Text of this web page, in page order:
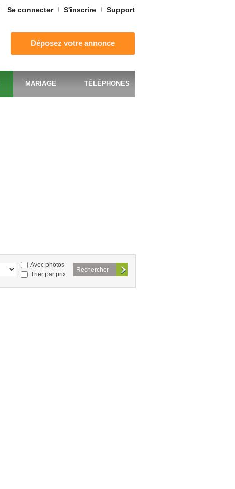
Se connecter S'inscrire Support
Déposez votre annonce
MARIAGE TÉLÉPHONES
Avec photos
Trier par prix